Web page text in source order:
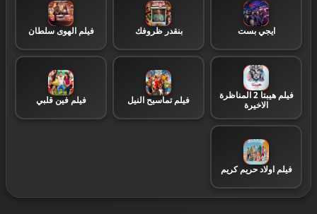
مسلسلات
ايجي بست بنقدر ظروفك فيلم الهوى سلطان
فيلم هيبتا 2 المناظرة
الاخيرة
فيلم تماسيح النيل فيلم فين قلبي
فيلم اولاد حريم كريم